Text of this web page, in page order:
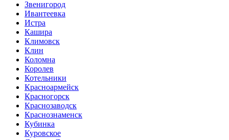
Звенигород
Ивантеевка
Истра
Кашира
Климовск
Клин
Коломна
Королев
Котельники
Красноармейск
Красногорск
Краснозаводск
Краснознаменск
Кубинка
Куровское